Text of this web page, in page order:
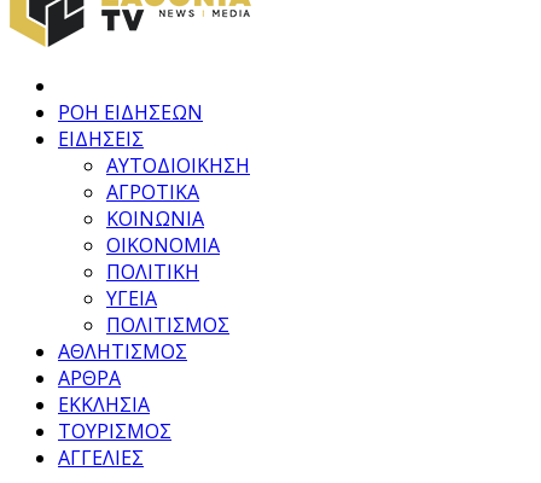
ΡΟΗ ΕΙΔΗΣΕΩΝ
ΕΙΔΗΣΕΙΣ
ΑΥΤΟΔΙΟΙΚΗΣΗ
ΑΓΡΟΤΙΚΑ
ΚΟΙΝΩΝΙΑ
ΟΙΚΟΝΟΜΙΑ
ΠΟΛΙΤΙΚΗ
ΥΓΕΙΑ
ΠΟΛΙΤΙΣΜΟΣ
ΑΘΛΗΤΙΣΜΟΣ
ΑΡΘΡΑ
ΕΚΚΛΗΣΙΑ
ΤΟΥΡΙΣΜΟΣ
ΑΓΓΕΛΙΕΣ